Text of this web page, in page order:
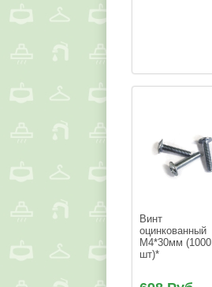
Винт
оцинкованный
М4*30мм (1000
шт)*